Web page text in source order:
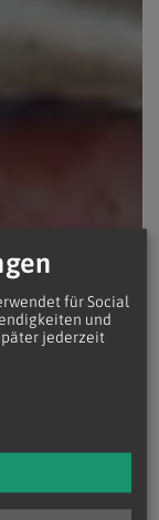
für Social
und
jederzeit